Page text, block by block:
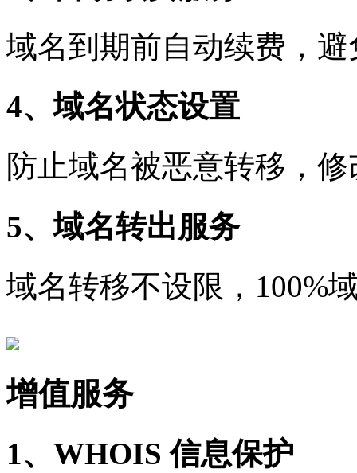
域名到期前自动续费，
4、域名状态设置
防止域名被恶意转移，
5、域名转出服务
域名转移不设限，100%
增值服务
1、WHOIS 信息保护